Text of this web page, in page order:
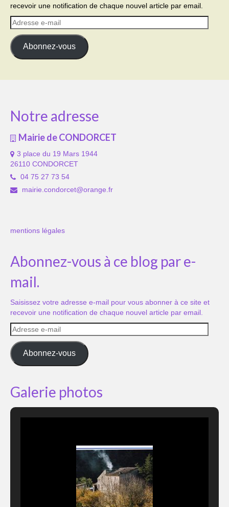
recevoir une notification de chaque nouvel article par email.
Adresse
e-
mail
Abonnez-vous
Notre adresse
Mairie de CONDORCET
3 place du 19 Mars 1944
26110 CONDORCET
04 75 27 73 54
mairie.condorcet@orange.fr
mentions légales
Abonnez-vous à ce blog par e-
mail.
Saisissez votre adresse e-mail pour vous abonner à ce site et
recevoir une notification de chaque nouvel article par email.
Adresse
e-
mail
Abonnez-vous
Galerie photos